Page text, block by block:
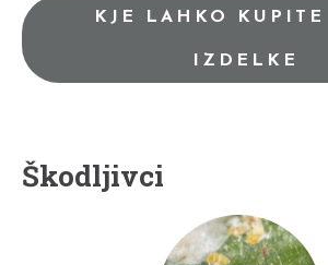
KJE LAHKO KUPITE
IZDELKE
Škodljivci